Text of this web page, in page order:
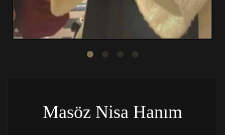
Masöz Nisa Hanım